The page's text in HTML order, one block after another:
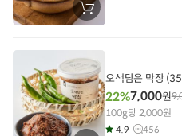
장
바
담
기 오색담은 막장
22%7,000원
100g당 2,000원
4.9 456